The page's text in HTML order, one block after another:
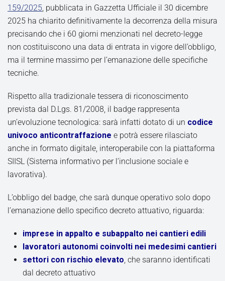
159/2025, pubblicata in Gazzetta Ufficiale il 30 dicembre
2025 ha chiarito definitivamente la decorrenza della misura
precisando che i 60 giorni menzionati nel decreto-legge
non costituiscono una data di entrata in vigore dell’obbligo,
ma il termine massimo per l’emanazione delle specifiche
tecniche.
Rispetto alla tradizionale tessera di riconoscimento
prevista dal D.Lgs. 81/2008, il badge rappresenta
un’evoluzione tecnologica: sarà infatti dotato di un codice
univoco anticontraffazione e potrà essere rilasciato
anche in formato digitale, interoperabile con la piattaforma
SIISL (Sistema informativo per l’inclusione sociale e
lavorativa).
L’obbligo del badge, che sarà dunque operativo solo dopo
l’emanazione dello specifico decreto attuativo, riguarda:
imprese in appalto e subappalto nei cantieri edili
lavoratori autonomi coinvolti nei medesimi cantieri
settori con rischio elevato, che saranno identificati
dal decreto attuativo